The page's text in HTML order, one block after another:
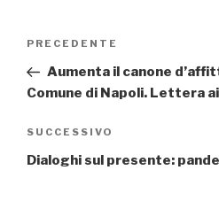
Navigazione
Articolo
precedente:
PRECEDENTE
Aumenta il canone
Comune di Napoli. Lettera
Articolo
successivo
SUCCESSIVO
Dialoghi sul presente: